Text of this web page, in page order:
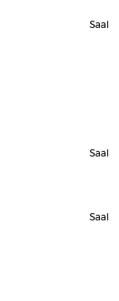
Saal
Saal
Saal